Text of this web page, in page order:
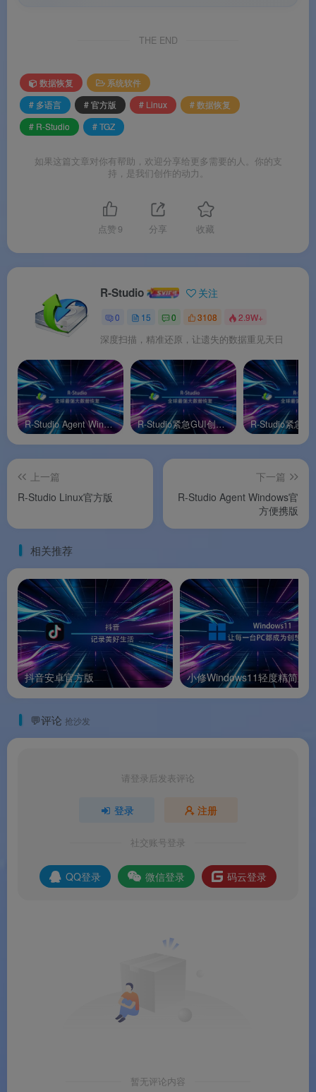
R-Studio数据恢复电脑版
📊核心价值
✅ 通过 LAN / 互联网实现远程磁盘访问与恢复
跨平台访问 ：主控端 R‑Studio 可通过 Agent 访
问运行 Windows、macOS 和 Linux 的目标计算机
✅远程自动安装：在主控端 R‑Studio 中可直接完
✅ 恢复时可不经网络传输，直接在目标机上将恢复
文件存入外置 USB 硬盘或健康分区
墙，无需公网 IP
✅命令行纯文本界面，对硬件兼容性要求极低，可
在无图形界面环境下运行
软件功能
🖥️远程磁盘访问：让 R‑Studio 通过网络访问目标
计算机的全部存储设备（包括本地硬盘、RAID 磁
盘、USB 外接介质等），扫描与恢复过程与本地无
差别。
🛠️远程自动安装与配置：在主控端 R‑Studio 中检
测到目标计算机未安装 Agent 后，可直接通过网络
完成远程部署，仅需目标计算机上的 root 账户及密
码。
访问密码与 IP 限域
：可为 Agent 设置访问密
码，并可限定仅从特定 IP 地址发起的主控连接，
提升远程恢复过程的安全性。
🗂️跨平台 Agent 统一管理：R‑Studio 可与
THE END
数据恢复
系统软件
# 多语言
# 官方版 # Linux
# 数据恢复
# R-Studio
# TGZ
如果这篇文章对你有帮助，欢迎分享给更多需要的人。你的支
持，是我们创作的动力。
点赞 9 分享 收藏
R-Studio 关注
0 15 0 3108 2.9W+
深度扫描，精准还原，让遗失的数据重见天日
R-Studio Agent Windows官方版 R-Studio紧急GUI创建器Windows官方版
上一篇
R-Studio Linux官方版
下一篇
R-Studio Agent Windows官
方便携版
相关推荐
抖音安卓官方版 小修Windows11轻度精简版
💬评论 抢沙发
请登录后发表评论
登录 注册
社交账号登录
QQ登录 微信登录 码云登录
暂无评论内容